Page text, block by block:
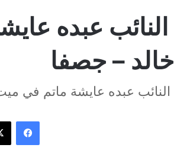
النائب عبده
خالد – جصفا
النائب عبده عايشة ماتم في